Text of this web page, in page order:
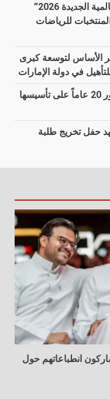
الرياض تستضيف “مؤتمر الرياضة العالمية الجديدة 2026”
للرياضات
الأساس لتوسعة كبرى
في دولة الإمارات
حضانة أوركارد البريطانية تحتفل بمرور 20 عاماً على تأسيسها
حفل تخريج طلبة
انطباعاتهم حول